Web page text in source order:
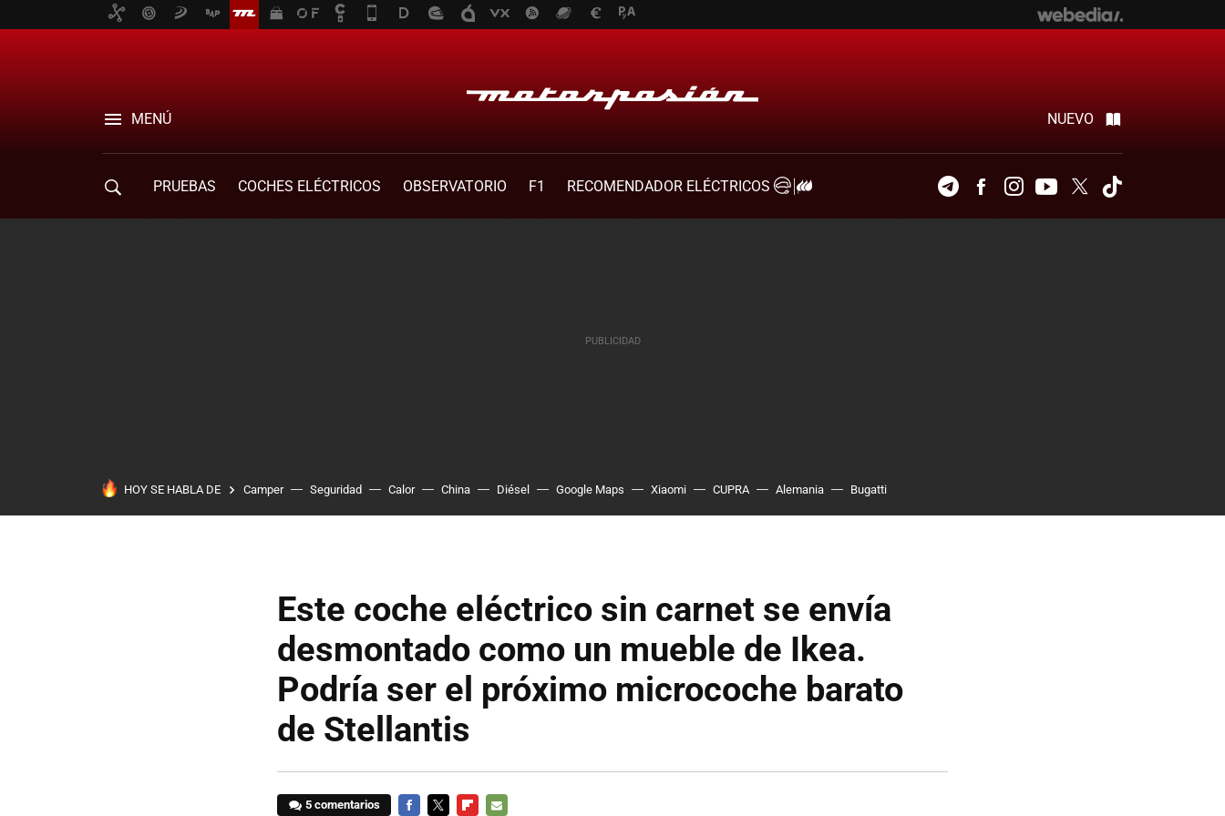
MENÚ NUEVO
PRUEBAS COCHES ELÉCTRICOS OBSERVATORIO F1
RECOMENDADOR ELÉCTRICOS
TelegramFacebookInstagramYoutubeTwitter
HOY SE HABLA DE Camper Seguridad Calor China Diésel Google Maps Xiaomi CUPRA Alemania Bugatti
Este coche eléctrico sin carnet se envía
desmontado como un mueble de Ikea.
Podría ser el próximo microcoche barato
de Stellantis
5 comentarios